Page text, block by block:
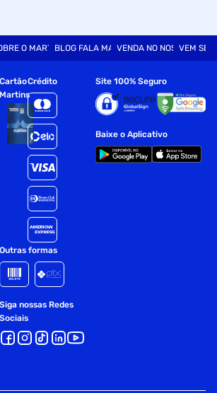
O MARTINSBLOG FALA MARTVENDA NO NOSSO SITE
VEM SER
Cartão
Martins
Crédito
Outras formas
Siga nossas Redes
Sociais
Site 100% Seguro
Baixe o Aplicativo